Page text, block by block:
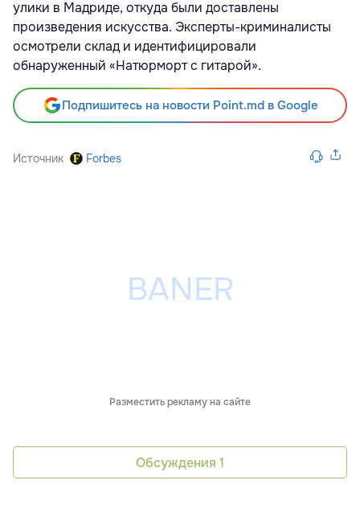
улики в Мадриде, откуда были доставлены
произведения искусства. Эксперты-криминалисты
осмотрели склад и идентифицировали
обнаруженный «Натюрморт с гитарой».
Подпишитесь на новости Point.md в Google
Источник Forbes
Разместить рекламу на сайте
Обсуждения 1